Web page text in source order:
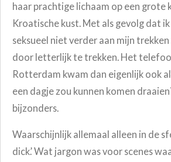
haar prachtige lichaam op een grote
Kroatische kust. Met als gevolg dat
seksueel niet verder aan mijn
door letterlijk te trekken. Het
Rotterdam kwam dan eigenlijk ook
een dagje zou kunnen komen
bijzonders.
Waarschijnlijk allemaal alleen in de
dick.’ Wat jargon was voor scenes